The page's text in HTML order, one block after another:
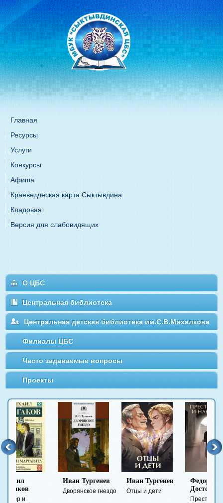
Главная
Ресурсы
Услуги
Конкурсы
Афиша
Краеведческая карта Сыктывдина
Кладовая
Версия для слабовидящих
О ЦБС
Центральная библиотека
Центральная детская библиотека им.С.В.Михалкова
Филиалы ЦБС
Часто задаваемые вопросы
Проекты
Иван Тургенев
Дворянское гнездо
Иван Тургенев
Отцы и дети
Федор
Достоевский
Преступление и